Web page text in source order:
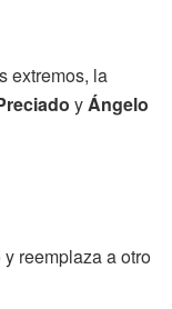
extremos, la
y Ángelo
reemplaza a otro